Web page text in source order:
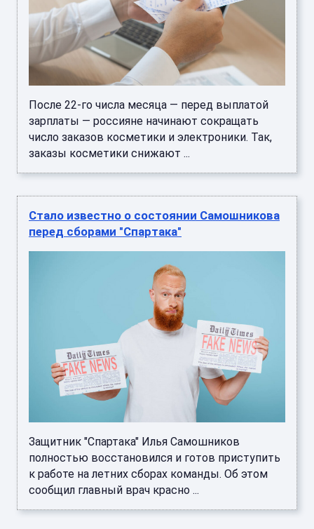
Стало известно о состоянии Самошникова
перед сборами "Спартака"
Защитник "Спартака" Илья Самошников
полностью восстановился и готов приступить
к работе на летних сборах команды. Об этом
сообщил главный врач красно ...
Стало известно, кто из россиян получит
две пенсии